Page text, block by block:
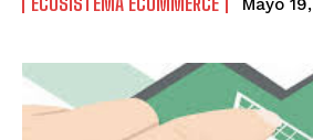
Mayo